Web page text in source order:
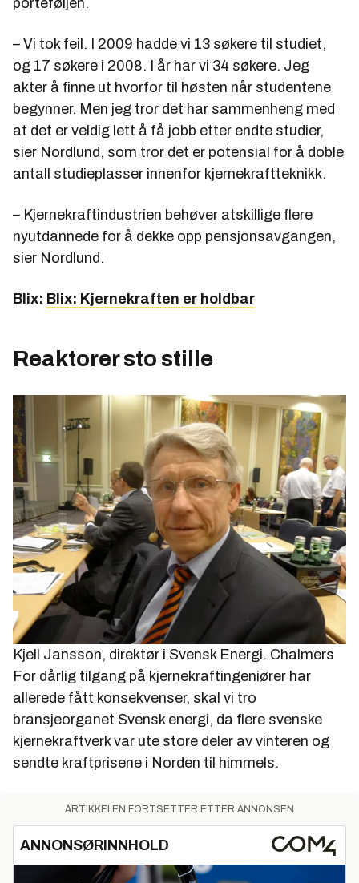
– Vi tok feil. I 2009 hadde vi 13 søkere til studiet,
og 17 søkere i 2008. I år har vi 34 søkere. Jeg
akter å finne ut hvorfor til høsten når studentene
begynner. Men jeg tror det har sammenheng med
at det er veldig lett å få jobb etter endte studier,
sier Nordlund, som tror det er potensial for å doble
antall studieplasser innenfor kjernekraftteknikk.
– Kjernekraftindustrien behøver atskillige flere
nyutdannede for å dekke opp pensjonsavgangen,
sier Nordlund.
Blix: Blix: Kjernekraften er holdbar
Reaktorer sto stille
Kjell Jansson, direktør i Svensk Energi. Chalmers
For dårlig tilgang på kjernekraftingeniører har
allerede fått konsekvenser, skal vi tro
bransjeorganet Svensk energi, da flere svenske
kjernekraftverk var ute store deler av vinteren og
sendte kraftprisene i Norden til himmels.
ARTIKKELEN FORTSETTER ETTER ANNONSEN
ANNONSØRINNHOLD